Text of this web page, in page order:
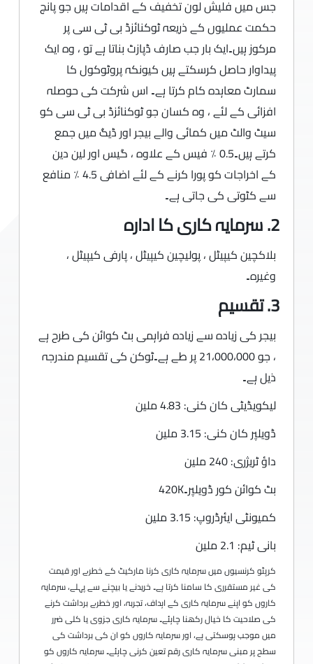
جس میں فلیش لون تخفیف کے اقدامات ہیں جو پانچ
حکمت عملیوں کے ذریعہ ٹوکنائزڈ بی ٹی سی پر
مرکوز ہیں۔ایک بار جب صارف ڈپازٹ بناتا ہے تو ، وہ ایک
پیداوار حاصل کرسکتے ہیں کیونکہ پروٹوکول کا
سمارٹ معاہدہ کام کرتا ہے۔ اس شرکت کی حوصلہ
افزائی کے لئے ، وہ کسان جو ٹوکنائزڈ بی ٹی سی کو
سیٹ والٹ میں کمائی والے بیجر اور ڈیگ میں جمع
کرتے ہیں۔0.5 ٪ فیس کے علاوہ ، گیس اور لین دین
کے اخراجات کو پورا کرنے کے لئے اضافی 4.5 ٪ منافع
سے کٹوتی کی جاتی ہے۔
2. سرمایہ کاری کا ادارہ
بلاکچین کیپیٹل ، پولیچین کیپیٹل ، پارفی کیپیٹل ،
وغیرہ۔
3. تقسیم
بیجر کی زیادہ سے زیادہ فراہمی بٹ کوائن کی طرح ہے
، جو 21،000،000 پر طے ہے۔ٹوکن کی تقسیم مندرجہ
ذیل ہے۔
لیکویڈیٹی کان کنی: 4.83 ملین
ڈویلپر کان کنی: 3.15 ملین
داؤ ٹریژری: 240 ملین
بٹ کوائن کور ڈویلپر۔420K
کمیونٹی ایئرڈروپ: 3.15 ملین
بانی ٹیم: 2.1 ملین
کرپٹو کرنسیوں میں سرمایہ کاری کرنا مارکیٹ کے خطرے اور قیمت
کی غیر مستقرری کا سامنا کرتا ہے۔ خریدنے یا بیچنے سے پہلے، سرمایہ
کاروں کو اپنے سرمایہ کاری کے اہداف، تجربہ، اور خطرے برداشت کرنے
کی صلاحیت کا خیال رکھنا چاہئے۔ سرمایہ کاری جزوی یا کلی ضرر
میں موجب ہوسکتی ہے، اور سرمایہ کاروں کو ان کی برداشت کی
سطح پر مبنی سرمایہ کاری رقم تعین کرنی چاہئے۔ سرمایہ کاروں کو